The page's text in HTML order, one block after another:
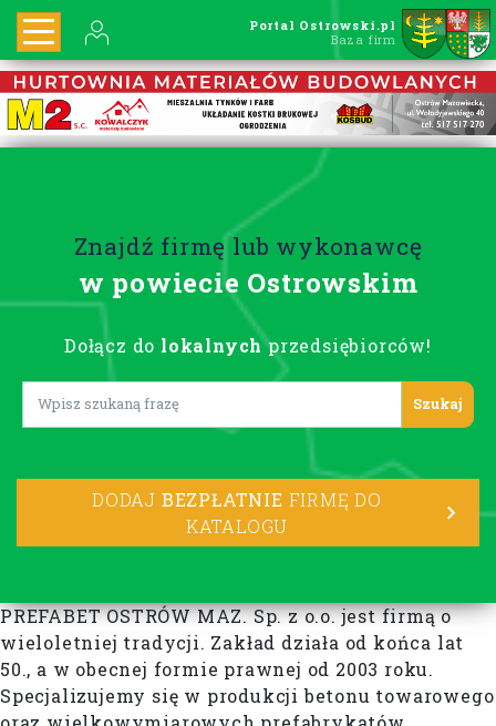
Portal Ostrowski.pl
Baza firm
Znajdź firmę lub wykonawcę
w powiecie Ostrowskim
Dołącz do lokalnych przedsiębiorców!
Lorem ipsum
DODAJ BEZPŁATNIE FIRMĘ DO
KATALOGU
PREFABET OSTRÓW MAZ. Sp. z o.o. jest firmą o
wieloletniej tradycji. Zakład działa od końca lat
50., a w obecnej formie prawnej od 2003 roku.
Specjalizujemy się w produkcji betonu towarowego